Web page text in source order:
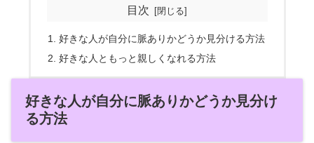
目次
好きな人が自分に脈ありかどうか見分ける方法
好きな人ともっと親しくなれる方法
好きな人が自分に脈ありかどうか見分け
る方法